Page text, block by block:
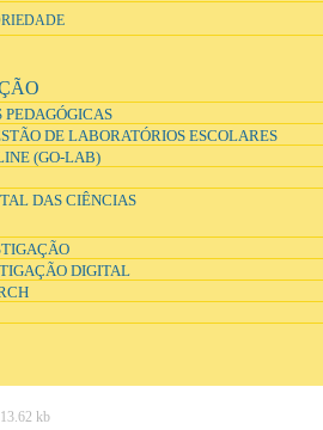
DE LABORATÓRIOS ESCOLARES
(GO-LAB)
DAS CIÊNCIAS
DIGITAL
etiquetas, fichas e outros materiais
download na página
e colocá-las nas respectivas zonas.
de armários
de armários e outros módulos de
ao espaço, utilizando a folha de
com película adesiva transparente com
13.62 kb